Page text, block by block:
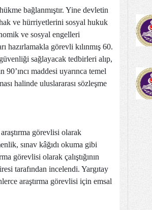
bağlanmıştır. Yine devletin
ve hürriyetlerini sosyal hukuk
ve sosyal engelleri
hazırlamakla görevli kılınmış 60.
sağlayacak tedbirleri alıp,
maddesi uyarınca temel
halinde uluslararası sözleşme
görevlisi olarak
sınav kâğıdı okuma gibi
görevlisi olarak çalıştığının
tarafından incelendi. Yargıtay
araştırma görevlisi için emsal